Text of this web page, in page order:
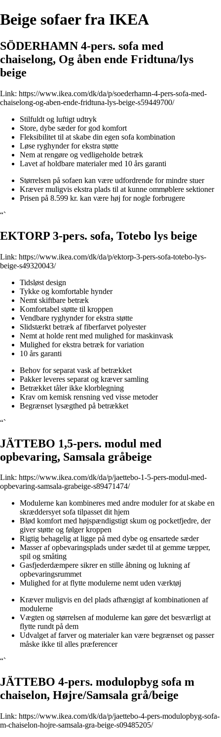
Beige sofaer fra IKEA
SÖDERHAMN 4-pers. sofa med
chaiselong, Og åben ende Fridtuna/lys
beige
Link: https://www.ikea.com/dk/da/p/soederhamn-4-pers-sofa-med-
chaiselong-og-aben-ende-fridtuna-lys-beige-s59449700/
Stilfuldt og luftigt udtryk
Store, dybe sæder for god komfort
Fleksibilitet til at skabe din egen sofa kombination
Løse ryghynder for ekstra støtte
Nem at rengøre og vedligeholde betræk
Lavet af holdbare materialer med 10 års garanti
Størrelsen på sofaen kan være udfordrende for mindre stuer
Kræver muligvis ekstra plads til at kunne ommøblere sektioner
Prisen på 8.599 kr. kan være høj for nogle forbrugere
“`
EKTORP 3-pers. sofa, Totebo lys beige
Link: https://www.ikea.com/dk/da/p/ektorp-3-pers-sofa-totebo-lys-
beige-s49320043/
Tidsløst design
Tykke og komfortable hynder
Nemt skiftbare betræk
Komfortabel støtte til kroppen
Vendbare ryghynder for ekstra støtte
Slidstærkt betræk af fiberfarvet polyester
Nemt at holde rent med mulighed for maskinvask
Mulighed for ekstra betræk for variation
10 års garanti
Behov for separat vask af betrækket
Pakker leveres separat og kræver samling
Betrækket tåler ikke klorblegning
Krav om kemisk rensning ved visse metoder
Begrænset lysægthed på betrækket
“`
JÄTTEBO 1,5-pers. modul med
opbevaring, Samsala gråbeige
Link: https://www.ikea.com/dk/da/p/jaettebo-1-5-pers-modul-med-
opbevaring-samsala-grabeige-s89471474/
Modulerne kan kombineres med andre moduler for at skabe en
skræddersyet sofa tilpasset dit hjem
Blød komfort med højspændigstigt skum og pocketfjedre, der
giver støtte og følger kroppen
Rigtig behagelig at ligge på med dybe og ensartede sæder
Masser af opbevaringsplads under sædet til at gemme tæpper,
spil og småting
Gasfjederdæmpere sikrer en stille åbning og lukning af
opbevaringsrummet
Mulighed for at flytte modulerne nemt uden værktøj
Kræver muligvis en del plads afhængigt af kombinationen af
modulerne
Vægten og størrelsen af modulerne kan gøre det besværligt at
flytte rundt på dem
Udvalget af farver og materialer kan være begrænset og passer
måske ikke til alles præferencer
“`
JÄTTEBO 4-pers. modulopbyg sofa m
chaiselon, Højre/Samsala grå/beige
Link: https://www.ikea.com/dk/da/p/jaettebo-4-pers-modulopbyg-sofa-
m-chaiselon-hojre-samsala-gra-beige-s09485205/